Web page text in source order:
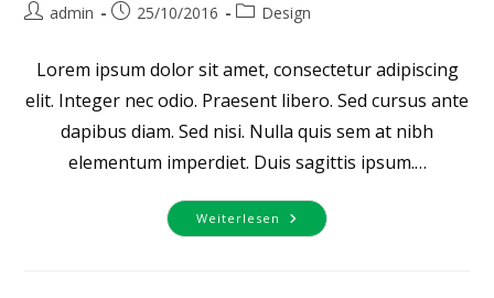
Beitrags-
admin
Beitrag25/10/2016
Beitrags-
Design
Lorem ipsum dolor sit amet, consectetur adipiscing
elit. Integer nec odio. Praesent libero. Sed cursus ante
dapibus diam. Sed nisi. Nulla quis sem at nibh
elementum imperdiet. Duis sagittis ipsum.…
Weiterlesen Luctus
Non